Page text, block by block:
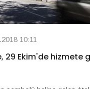
10:11
29 Ekim'de hizmete